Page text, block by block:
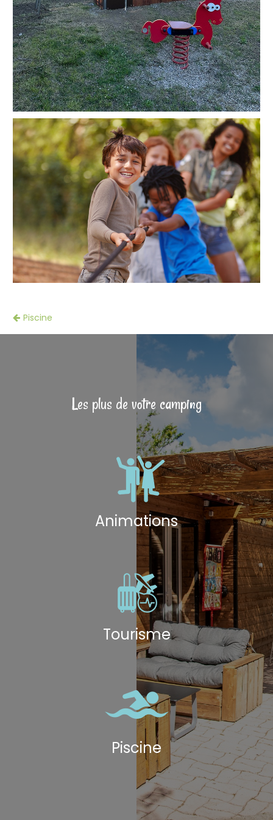
Piscine
Les plus de votre camping
Animations
Tourisme
Piscine